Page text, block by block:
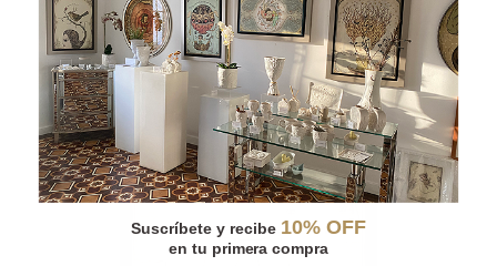
EQUILIBRIO
Suscríbete y recibe 10% OFF
en tu primera compra